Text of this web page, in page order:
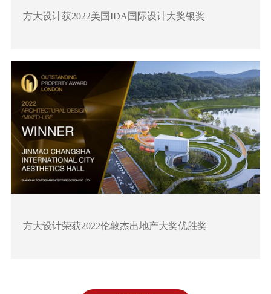
方大设计获2022美国IDA国际设计大奖银奖
方大设计荣获2022伦敦杰出地产大奖优胜奖